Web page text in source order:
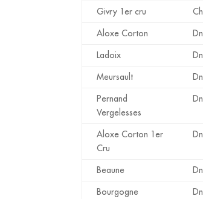
Givry 1er cru
Aloxe Corton
Ladoix
Meursault
Pernand
Vergelesses
Aloxe Corton 1er
Cru
Beaune
Bourgogne